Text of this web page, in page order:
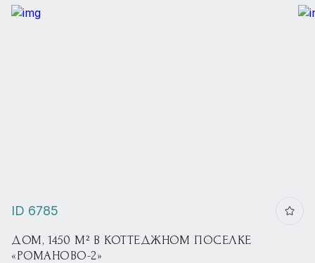
ID 6785
ДОМ, 1450 М² В КОТТЕДЖНОМ ПОСЕЛКЕ
«РОМАНОВО-2»